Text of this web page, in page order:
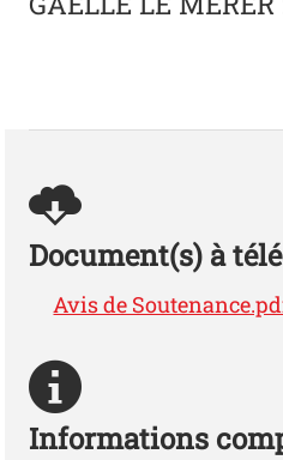
Document(s) à
Avis de
Informations